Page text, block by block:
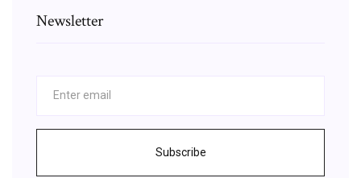
Newsletter
Subscribe